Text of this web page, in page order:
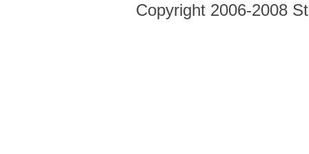
Copyright 2006-2008